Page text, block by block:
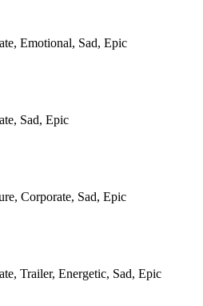
Emotional, Sad, Epic
Sad, Epic
Corporate, Sad, Epic
Trailer, Energetic, Sad, Epic